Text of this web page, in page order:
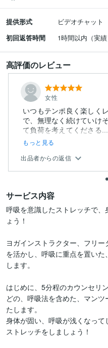
提供形式
ビデオチャット
初回返答時間
1時間以内（実績
高評価のレビュー
女性
いつもテンポ良く楽しく
で、無理なく続けていけ
て負荷を考えてくださる...
もっと見る
出品者からの返信
サービス内容
呼吸を意識したストレッチで
ょう！
ヨガインストラクター、フリ
を活かし、呼吸に重点を置い
します。
はじめに、5分程のカウンセリ
どの、呼吸法を含めた、マン
たします。
身体が固い、呼吸が浅くなっ
ストレッチをしましょう！